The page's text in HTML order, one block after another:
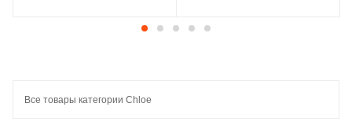
Все товары категории Chloe